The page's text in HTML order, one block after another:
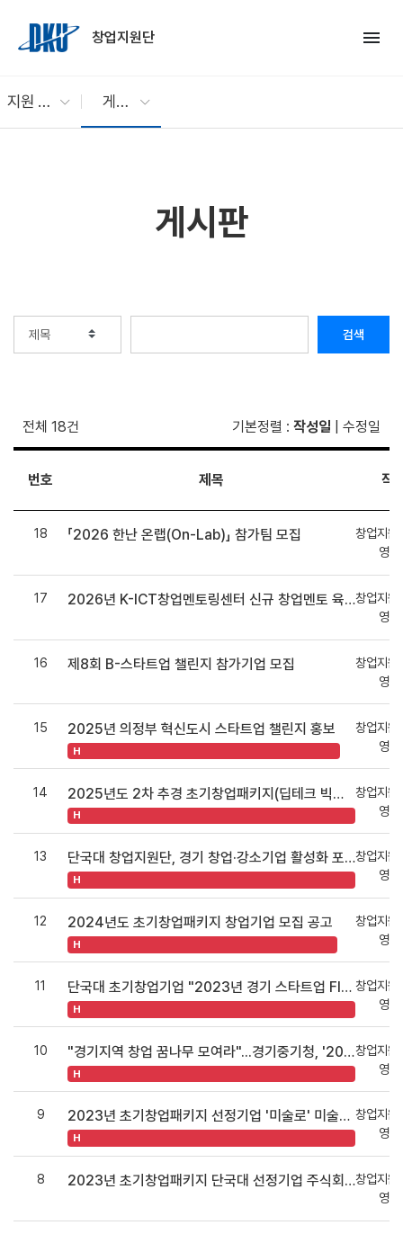
창업지원단
menu
지원 프로그램 게시판
게시판
검색
전체 18건 기본정렬 : 작성일 수정일
번호 제목 작
18 「2026 한난 온랩(On-Lab)」 참가팀 모집
창업지원
영
17 2026년 K-ICT창업멘토링센터 신규 창업멘토 육성과정 참여자 모집창업지원
영
16 제8회 B-스타트업 챌린지 참가기업 모집
창업지원
영
15 2025년 의정부 혁신도시 스타트업 챌린지 홍보
H
창업지원
영
14 2025년도 2차 추경 초기창업패키지(딥테크 빅데이터 및 AI 분야) 기업모집 공고입니다
H
창업지원
영
13 단국대 창업지원단, 경기 창업·강소기업 활성화 포럼 성료
H
창업지원
영
12 2024년도 초기창업패키지 창업기업 모집 공고
H
창업지원
영
11 단국대 초기창업기업 "2023년 경기 스타트업 Flex" 우수한 참여 성과 달성
H
창업지원
영
10 "경기지역 창업 꿈나무 모여라"...경기중기청, '2023 스타트업 Flex' 성료
H
창업지원
영
9 2023년 초기창업패키지 선정기업 '미술로' 미술슈퍼마켓을 통해 300여점 전시 완료
H
창업지원
영
8 2023년 초기창업패키지 단국대 선정기업 주식회사 어나더리얼 공모전 대상 수상창업지원
영